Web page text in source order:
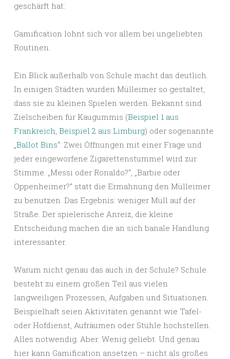
geschärft hat:
Gamification lohnt sich vor allem bei ungeliebten
Routinen.
Ein Blick außerhalb von Schule macht das deutlich.
In einigen Städten wurden Mülleimer so gestaltet,
dass sie zu kleinen Spielen werden. Bekannt sind
Zielscheiben für Kaugummis (Beispiel 1 aus
Frankreich, Beispiel 2 aus Limburg) oder sogenannte
„Ballot Bins“: Zwei Öffnungen mit einer Frage und
jeder eingeworfene Zigarettenstummel wird zur
Stimme. „Messi oder Ronaldo?“, „Barbie oder
Oppenheimer?“ statt die Ermahnung den Mülleimer
zu benutzen. Das Ergebnis: weniger Müll auf der
Straße. Der spielerische Anreiz, die kleine
Entscheidung machen die an sich banale Handlung
interessanter.
Warum nicht genau das auch in der Schule? Schule
besteht zu einem großen Teil aus vielen
langweiligen Prozessen, Aufgaben und Situationen.
Beispielhaft seien Aktivitäten genannt wie Tafel-
oder Hofdienst, Aufräumen oder Stühle hochstellen.
Alles notwendig. Aber: Wenig geliebt. Und genau
hier kann Gamification ansetzen – nicht als großes